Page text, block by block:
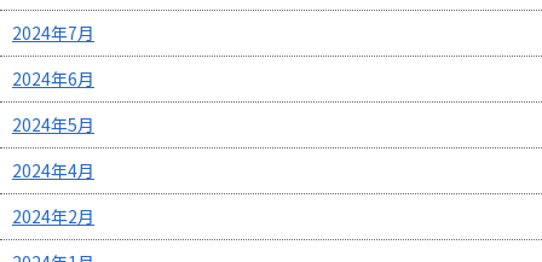
2024年7月
2024年6月
2024年5月
2024年4月
2024年2月